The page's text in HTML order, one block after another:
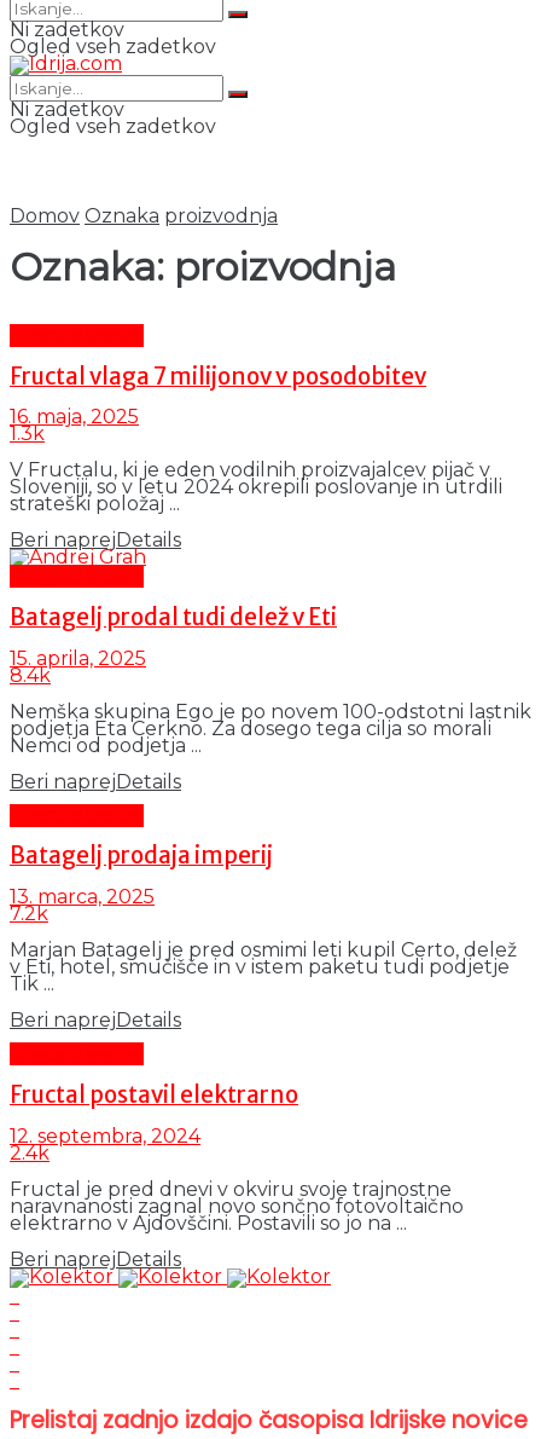
Ni zadetkov
Ogled vseh zadetkov
Ni zadetkov
Ogled vseh zadetkov
Domov Oznaka proizvodnja
Oznaka: proizvodnja
Fructal vlaga 7 milijonov v posodobitev
16. maja, 2025
1.3k
V Fructalu, ki je eden vodilnih proizvajalcev pijač v
Sloveniji, so v letu 2024 okrepili poslovanje in utrdili
strateški položaj ...
Beri naprej Details
Batagelj prodal tudi delež v Eti
15. aprila, 2025
8.4k
Nemška skupina Ego je po novem 100-odstotni lastnik
podjetja Eta Cerkno. Za dosego tega cilja so morali
Nemci od podjetja ...
Beri naprejDetails
Batagelj prodaja imperij
13. marca, 2025
7.2k
Marjan Batagelj je pred osmimi leti kupil Certo, delež
v Eti, hotel, smučišče in v istem paketu tudi podjetje
Tik ...
Beri naprej Details
Fructal postavil elektrarno
12. septembra, 2024
2.4k
Fructal je pred dnevi v okviru svoje trajnostne
naravnanosti zagnal novo sončno fotovoltaično
elektrarno v Ajdovščini. Postavili so jo na ...
Beri naprejDetails
Prelistaj zadnjo izdajo časopisa Idrijske novice